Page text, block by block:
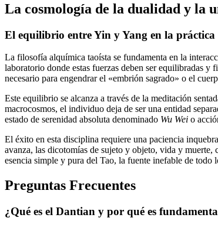
La cosmología de la dualidad y la
El equilibrio entre Yin y Yang en la práctica
La filosofía alquímica taoísta se fundamenta en la
laboratorio donde estas fuerzas deben ser equilibradas
necesario para engendrar el «embrión sagrado» o el
Este equilibrio se alcanza a través de la meditación
macrocosmos, el individuo deja de ser una entidad
estado de serenidad absoluta denominado Wu Wei o
El éxito en esta disciplina requiere una paciencia
avanza, las dicotomías de sujeto y objeto, vida y
esencia simple y pura del Tao, la fuente inefable de todo
Preguntas Frecuentes
¿Qué es el Dantian y por qué es